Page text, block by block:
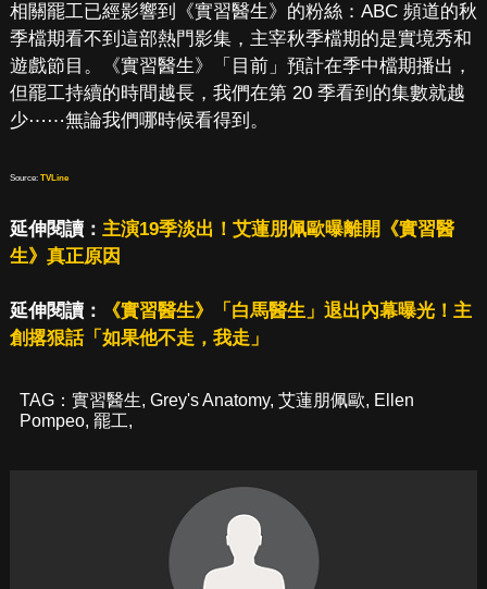
相關罷工已經影響到《實習醫生》的粉絲：ABC 頻道的秋
季檔期看不到這部熱門影集，主宰秋季檔期的是實境秀和
遊戲節目。《實習醫生》「目前」預計在季中檔期播出，
但罷工持續的時間越長，我們在第 20 季看到的集數就越
少⋯⋯無論我們哪時候看得到。
Source: TVLine
延伸閱讀： 主演19季淡出！艾蓮朋佩歐曝離開《實習醫
生》真正原因
延伸閱讀：
《實習醫生》「白馬醫生」退出內幕曝光！主
創撂狠話「如果他不走，我走」
TAG： 實習醫生, Grey's Anatomy, 艾蓮朋佩歐, Ellen
Pompeo, 罷工,